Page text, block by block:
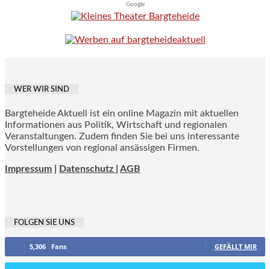
Google
WER WIR SIND
Bargteheide Aktuell ist ein online Magazin mit aktuellen
Informationen aus Politik, Wirtschaft und regionalen
Veranstaltungen. Zudem finden Sie bei uns interessante
Vorstellungen von regional ansässigen Firmen.
Impressum Datenschutz | AGB
FOLGEN SIE UNS
5,306 Fans GEFÄLLT MIR